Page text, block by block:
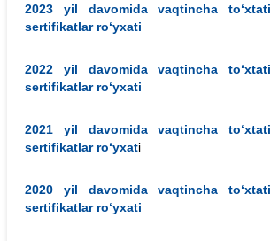
​2023 yil davomida vaqtincha
sertifikatlar ro‘yxati
​2022 yil davomida vaqtincha
sertifikatlar ro‘yxati
​2021 yil davomida vaqtincha
sertifikatlar ro‘yxati
​2020 yil davomida vaqtincha
sertifikatlar ro‘yxati